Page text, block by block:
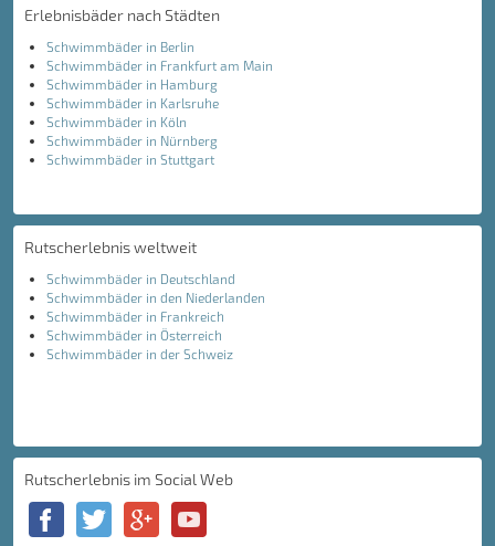
Erlebnisbäder nach Städten
Schwimmbäder in Berlin
Schwimmbäder in Frankfurt am Main
Schwimmbäder in Hamburg
Schwimmbäder in Karlsruhe
Schwimmbäder in Köln
Schwimmbäder in Nürnberg
Schwimmbäder in Stuttgart
Rutscherlebnis weltweit
Schwimmbäder in Deutschland
Schwimmbäder in den Niederlanden
Schwimmbäder in Frankreich
Schwimmbäder in Österreich
Schwimmbäder in der Schweiz
Rutscherlebnis im Social Web